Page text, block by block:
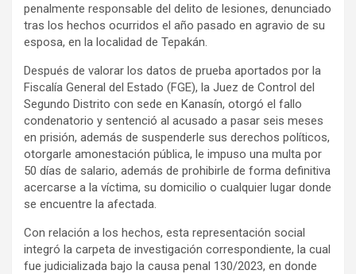
penalmente responsable del delito de lesiones, denunciado
tras los hechos ocurridos el año pasado en agravio de su
esposa, en la localidad de Tepakán.
Después de valorar los datos de prueba aportados por la
Fiscalía General del Estado (FGE), la Juez de Control del
Segundo Distrito con sede en Kanasín, otorgó el fallo
condenatorio y sentenció al acusado a pasar seis meses
en prisión, además de suspenderle sus derechos políticos,
otorgarle amonestación pública, le impuso una multa por
50 días de salario, además de prohibirle de forma definitiva
acercarse a la víctima, su domicilio o cualquier lugar donde
se encuentre la afectada.
Con relación a los hechos, esta representación social
integró la carpeta de investigación correspondiente, la cual
fue judicializada bajo la causa penal 130/2023, en donde